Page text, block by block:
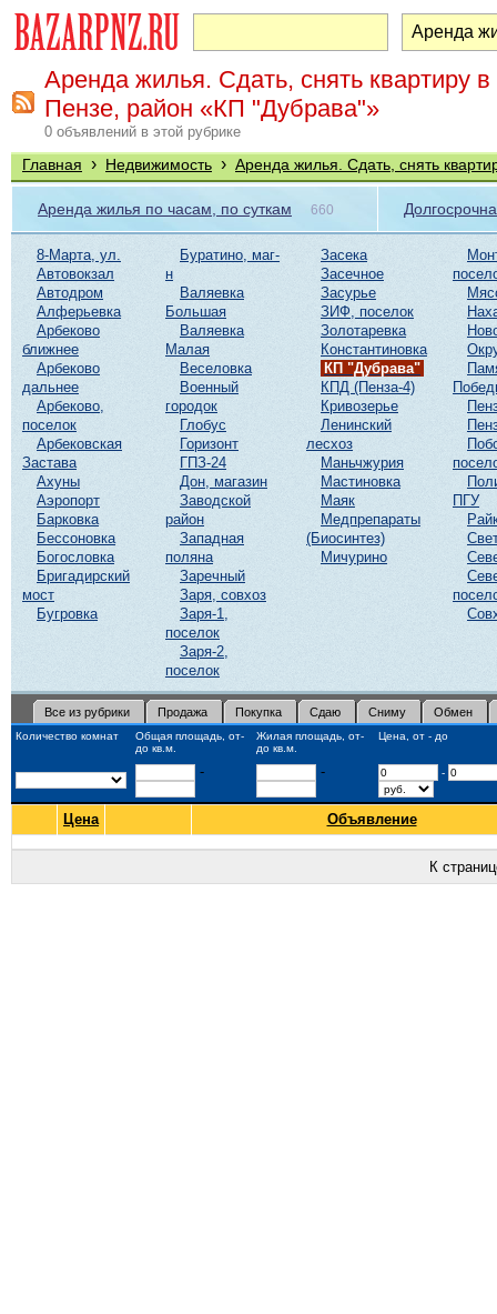
Аренда жилья. Сдать, снять квартиру в
Пензе, район «КП "Дубрава"»
0 объявлений в этой рубрике
Главная › Недвижимость › Аренда жилья. Сдать, снять
Аренда жилья по часам, по суткам 660
8-Марта, ул.
Автовокзал
Автодром
Алферьевка
Арбеково
ближнее
Арбеково
дальнее
Арбеково,
поселок
Арбековская
Застава
Ахуны
Аэропорт
Барковка
Бессоновка
Богословка
Бригадирский
мост
Бугровка
Буратино, маг-
н
Валяевка
Большая
Валяевка
Малая
Веселовка
Военный
городок
Глобус
Горизонт
ГПЗ-24
Дон, магазин
Заводской
район
Западная
поляна
Заречный
Заря, совхоз
Заря-1,
поселок
Заря-2,
поселок
Засека
Засечное
Засурье
ЗИФ, поселок
Золотаревка
Константиновка
КП "Дубрава"
КПД (Пенза-4)
Кривозерье
Ленинский
лесхоз
Маньчжурия
Мастиновка
Маяк
Медпрепараты
(Биосинтез)
Мичурино
ПГУ
Все из рубрики Продажа Покупка Сдаю Сниму Обмен
Количество комнат
Общая площадь, от-
до кв.м.
Жилая площадь, от-
до кв.м.
Цена, от - до
- - -
Цена Объявление
К